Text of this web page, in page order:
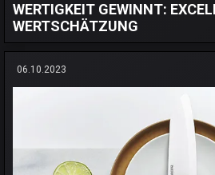
WERTIGKEIT GEWINNT:
WERTSCHÄTZUNG
06.10.2023